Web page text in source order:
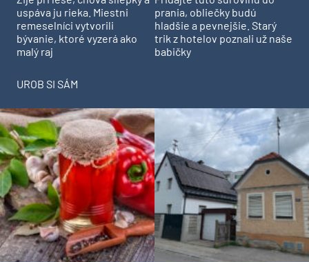
uspáva ju rieka. Miestni
remeselníci vytvorili
bývanie, ktoré vyzerá ako
malý raj
prania, obliečky budú
hladšie a pevnejšie. Starý
trik z hotelov poznali už naše
babičky
UROB SI SÁM